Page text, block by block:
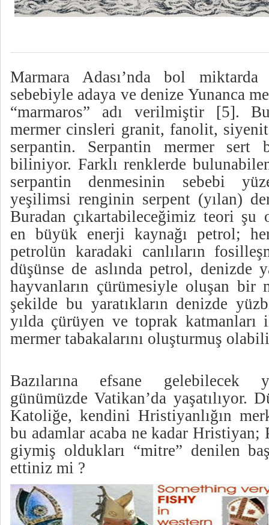
Marmara Adası’nda bol miktarda
sebebiyle adaya ve denize Yunanca
“marmaros” adı verilmiştir [5].
mermer cinsleri granit, fanolit,
serpantin. Serpantin mermer
biliniyor. Farklı renklerde
serpantin denmesinin sebebi
yeşilimsi renginin serpent (yılan)
Buradan çıkartabileceğimiz teori şu
en büyük enerji kaynağı petrol;
petrolün karadaki canlıların
düşünse de aslında petrol, denizde
hayvanların çürümesiyle oluşan bir
şekilde bu yaratıkların denizde
yılda çürüyen ve toprak katmanları
mermer tabakalarını oluşturmuş
Bazılarına efsane gelebilecek
günümüzde Vatikan’da yaşatılıyor.
Katoliğe, kendini Hristiyanlığın
bu adamlar acaba ne kadar Hristiyan;
giymiş oldukları “mitre” denilen
ettiniz mi ?